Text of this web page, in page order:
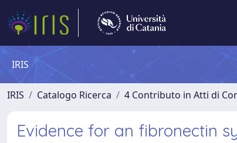
IRIS
IRIS Catalogo Ricerca 4 Contributo in Atti di
Evidence for an fibronectin